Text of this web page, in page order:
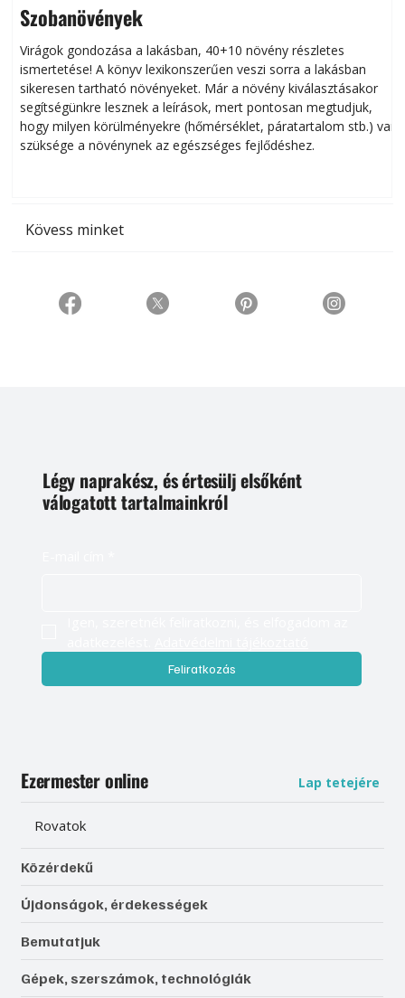
Szobanövények
Virágok gondozása a lakásban, 40+10 növény részletes
ismertetése! A könyv lexikonszerűen veszi sorra a lakásban
sikeresen tart­ha­tó növényeket. Már a növény kiválasztásakor
segítségünkre lesznek a leírások, mert pontosan megtudjuk,
hogy milyen körülményekre (hőmérséklet, páratartalom stb.) van
szüksége a növénynek az egészséges fejlődéshez.
Kövess minket
Légy naprakész, és értesülj elsőként
válogatott tartalmainkról
Feliratkozás
Ezermester online Lap tetejére
Rovatok
Közérdekű
Újdonságok, érdekességek
Bemutatjuk
Gépek, szerszámok, technológiák